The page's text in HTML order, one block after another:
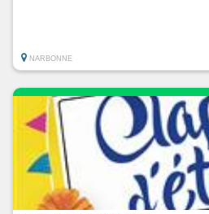
NARBONNE